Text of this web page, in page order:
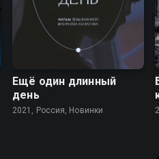
Ещё один длинный
день
2021, Россия, Новинки